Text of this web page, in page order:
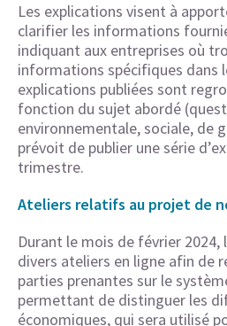
Les explications visent à
clarifier les informations
indiquant aux entreprises où
informations spécifiques dans
explications publiées sont
fonction du sujet abordé
environnementale, sociale, de
prévoit de publier une série
trimestre.
Ateliers relatifs au projet de
Durant le mois de février 2024,
divers ateliers en ligne afin de
parties prenantes sur le
permettant de distinguer les
économiques, qui sera utilisé